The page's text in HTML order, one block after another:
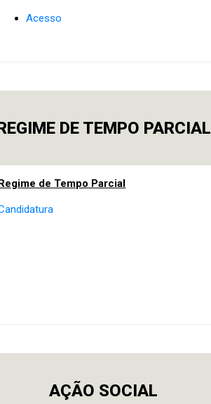
Acesso
DE TEMPO PARCIAL
de Tempo Parcial
AÇÃO SOCIAL